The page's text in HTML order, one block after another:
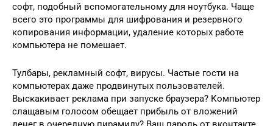
софт, подобный вспомогательному для ноутбука. Чаще
всего это программы для шифрования и резервного
копирования информации, удаление которых работе
компьютера не помешает.
Тулбары, рекламный софт, вирусы. Частые гости на
компьютерах даже продвинутых пользователей.
Выскакивает реклама при запуске браузера? Компьютер
слащавым голосом обещает прибыль от вложений